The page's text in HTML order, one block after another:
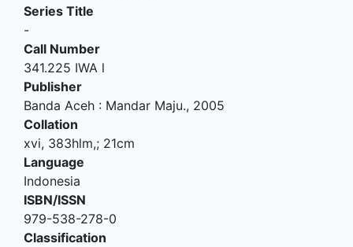
Series Title
-
Call Number
341.225 IWA l
Publisher
Banda Aceh : Mandar Maju., 2005
Collation
xvi, 383hlm,; 21cm
Language
Indonesia
ISBN/ISSN
979-538-278-0
Classification